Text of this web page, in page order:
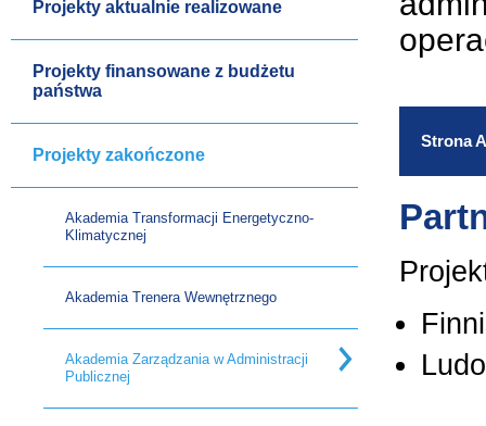
Projekty aktualnie realizowane
Projekty finansowane z budżetu
państwa
Projekty zakończone
Akademia Transformacji Energetyczno-
Klimatycznej
Akademia Trenera Wewnętrznego
Akademia Zarządzania w Administracji
Publicznej
Strona